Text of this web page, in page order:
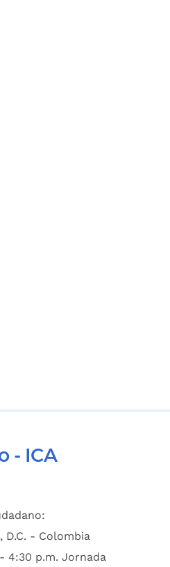
- ICA
D.C. - Colombia
4:30 p.m. Jornada